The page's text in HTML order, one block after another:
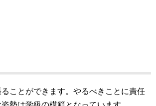
ことができます。やるべきことに責任